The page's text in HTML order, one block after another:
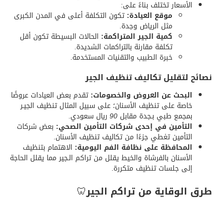
الأسعار تختلف بناءً على:
موقع العيادة: تكون التكلفة أعلى في المدن الكبرى
مثل الرياض وجدة.
كمية الجير المتراكمة: الحالات البسيطة تكون أقل
تكلفة مقارنة بالتراكمات الشديدة.
خبرة الطبيب والتقنيات المستخدمة.
نصائح لتقليل تكاليف تنظيف الجير
البحث عن العروض والخصومات: تقدم بعض العيادات عروضًا
خاصة على تنظيف الأسنان؛ على سبيل المثال تنظيف الجيـر
بمجمع طبي بـجدة مقابل 90ريال سعودي.
التأمين في إحدى شركات التأمين الصحي: بعض شركات
التأمين تغطي جزءًا من تكاليف تنظيف الأسنان.
المحافظة على نظافة الفم اليومية: الاهتمام بتنظيف
الأسنان بالفرشاة والخيط يقلل من تراكم الـجير مما يقلل الحاجة
إلى جلسات تنظيف متكررة.
طرق الوقاية من تراكم الجير🦷